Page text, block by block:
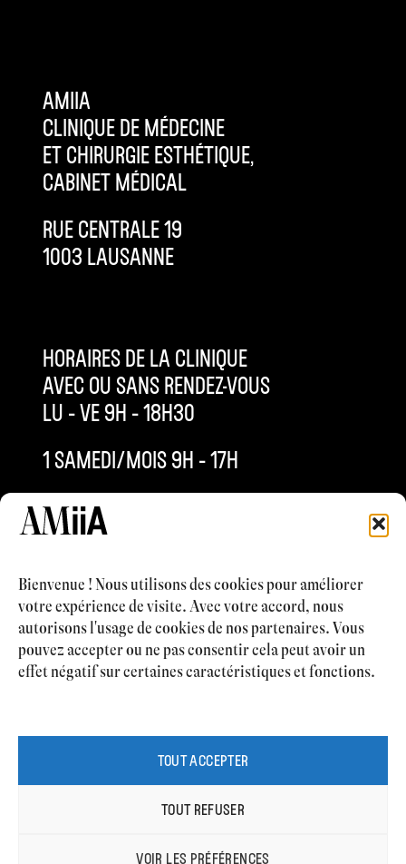
Bienvenue ! Nous utilisons des cookies pour améliorer
votre expérience de visite. Avec votre accord, nous
autorisons l'usage de cookies de nos partenaires. Vous
pouvez accepter ou ne pas consentir cela peut avoir un
effet négatif sur certaines caractéristiques et fonctions.
TOUT ACCEPTER
TOUT REFUSER
VOIR LES PRÉFÉRENCES
AMIIA
CLINIQUE DE MÉDECINE
ET CHIRURGIE ESTHÉTIQUE,
CABINET MÉDICAL
RUE CENTRALE 19
1003 LAUSANNE
HORAIRES DE LA CLINIQUE
AVEC OU SANS RENDEZ-VOUS
LU – VE 9H – 18H30
1 SAMEDI/MOIS 9H – 17H
INFO@AMIIACLINIQUE.CH
CHIRURGIE ESTHÉTIQUE
MÉDECINE ESTHÉTIQUE
CONTACT